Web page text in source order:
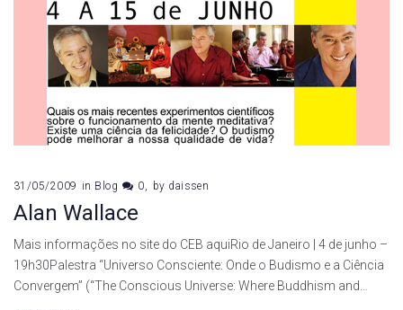
de
maio
de
2009
31/05/2009 in Blog 0 by daissen
Alan Wallace
Mais informações no site do CEB aquiRio de Janeiro | 4 de junho –
19h30Palestra “Universo Consciente: Onde o Budismo e a Ciência
Convergem” (“The Conscious Universe: Where Buddhism and…